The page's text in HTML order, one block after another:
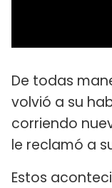
De todas
volvió a su
corriendo
le reclamó a
Estos